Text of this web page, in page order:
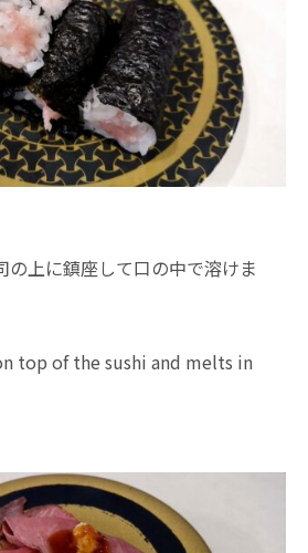
の上に鎮座して口の中で溶けま
top of the sushi and melts in